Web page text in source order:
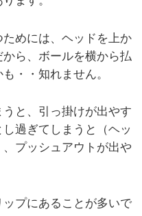
めには、ヘッドを上か
ら、ボールを横から払
・・知れません。
と、引っ掛けが出やす
過ぎてしまうと（ヘッ
、プッシュアウトが出や
プにあることが多いで